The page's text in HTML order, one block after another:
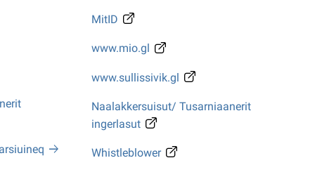
MitID
www.mio.gl
www.sullissivik.gl
Naalakkersuisut/ Tusarniaanerit
ingerlasut
Whistleblower